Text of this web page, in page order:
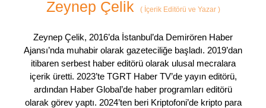
Zeynep Çelik (İçerik Editörü ve Yazar )
Zeynep Çelik, 2016’da İstanbul’da Demirören Haber
Ajansı’nda muhabir olarak gazeteciliğe başladı. 2019’dan
itibaren serbest haber editörü olarak ulusal mecralara
içerik üretti. 2023’te TGRT Haber TV’de yayın editörü,
ardından Haber Global’de haber programları editörü
olarak görev yaptı. 2024’ten beri Kriptofoni’de kripto para